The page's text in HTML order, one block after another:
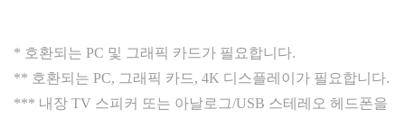
* 호환되는 PC 및 그래픽 카드가 필요합니다.
** 호환되는 PC, 그래픽 카드, 4K 디스플레이가 필요합니다.
*** 내장 TV 스피커 또는 아날로그/USB 스테레오 헤드폰을